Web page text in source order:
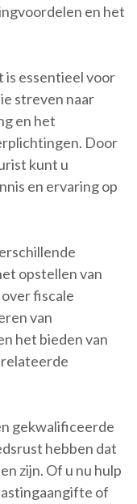
en het
is essentieel voor
streven naar
en het
Door
kunt u
en ervaring op
opstellen van
fiscale
van
het bieden van
gekwalificeerde
hebben dat
zijn. Of u nu hulp
of